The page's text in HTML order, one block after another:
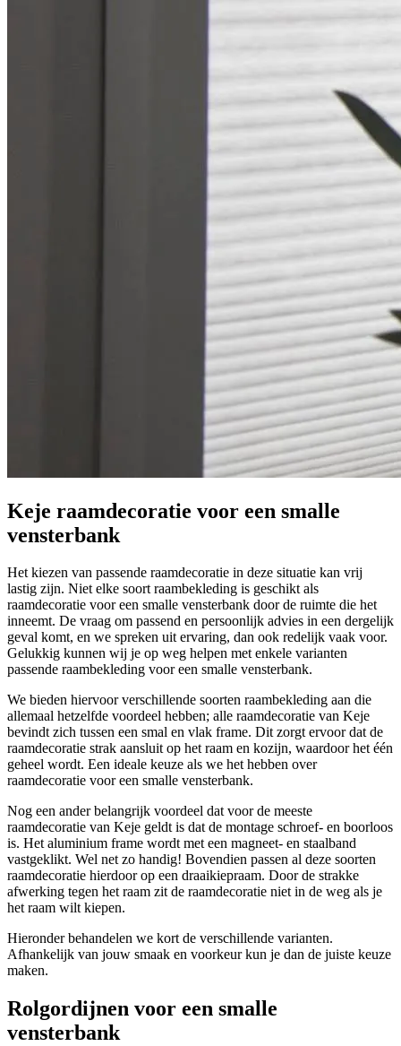
Keje raamdecoratie voor een smalle
vensterbank
Het kiezen van passende raamdecoratie in deze situatie kan vrij
lastig zijn. Niet elke soort raambekleding is geschikt als
raamdecoratie voor een smalle vensterbank door de ruimte die het
inneemt. De vraag om passend en persoonlijk advies in een dergelijk
geval komt, en we spreken uit ervaring, dan ook redelijk vaak voor.
Gelukkig kunnen wij je op weg helpen met enkele varianten
passende raambekleding voor een smalle vensterbank.
We bieden hiervoor verschillende soorten raambekleding aan die
allemaal hetzelfde voordeel hebben; alle raamdecoratie van Keje
bevindt zich tussen een smal en vlak frame. Dit zorgt ervoor dat de
raamdecoratie strak aansluit op het raam en kozijn, waardoor het één
geheel wordt. Een ideale keuze als we het hebben over
raamdecoratie voor een smalle vensterbank.
Nog een ander belangrijk voordeel dat voor de meeste
raamdecoratie van Keje geldt is dat de montage schroef- en boorloos
is. Het aluminium frame wordt met een magneet- en staalband
vastgeklikt. Wel net zo handig! Bovendien passen al deze soorten
raamdecoratie hierdoor op een draaikiepraam. Door de strakke
afwerking tegen het raam zit de raamdecoratie niet in de weg als je
het raam wilt kiepen.
Hieronder behandelen we kort de verschillende varianten.
Afhankelijk van jouw smaak en voorkeur kun je dan de juiste keuze
maken.
Rolgordijnen voor een smalle
vensterbank